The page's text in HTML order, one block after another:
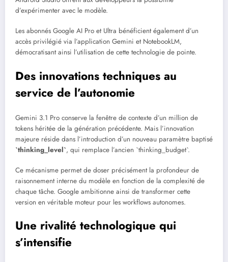
d’expérimenter avec le modèle.
Les abonnés Google AI Pro et Ultra bénéficient également d’un
accès privilégié via l’application Gemini et NotebookLM,
démocratisant ainsi l’utilisation de cette technologie de pointe.
Des innovations techniques au
service de l’autonomie
Gemini 3.1 Pro conserve la fenêtre de contexte d’un million de
tokens héritée de la génération précédente. Mais l’innovation
majeure réside dans l’introduction d’un nouveau paramètre baptisé
`thinking_level`, qui remplace l’ancien `thinking_budget`.
Ce mécanisme permet de doser précisément la profondeur de
raisonnement interne du modèle en fonction de la complexité de
chaque tâche. Google ambitionne ainsi de transformer cette
version en véritable moteur pour les workflows autonomes.
Une rivalité technologique qui
s’intensifie